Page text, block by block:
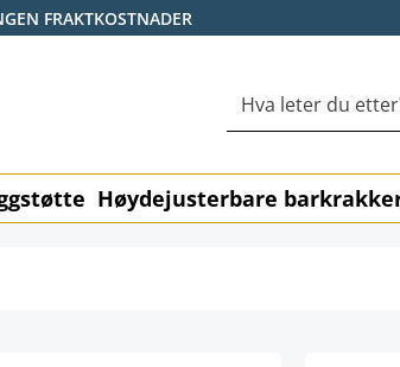
FRAKTKOSTNADER
Høydejusterbare